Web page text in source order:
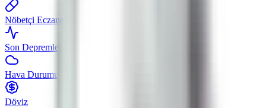
Nöbetçi Eczane
Son Depremler
Hava Durumu
Döviz